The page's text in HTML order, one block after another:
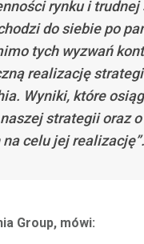
rynku i
do siebie po
tych wyzwań
realizację
Wyniki, które
strategii oraz
celu jej realizację”.
Group, mówi: